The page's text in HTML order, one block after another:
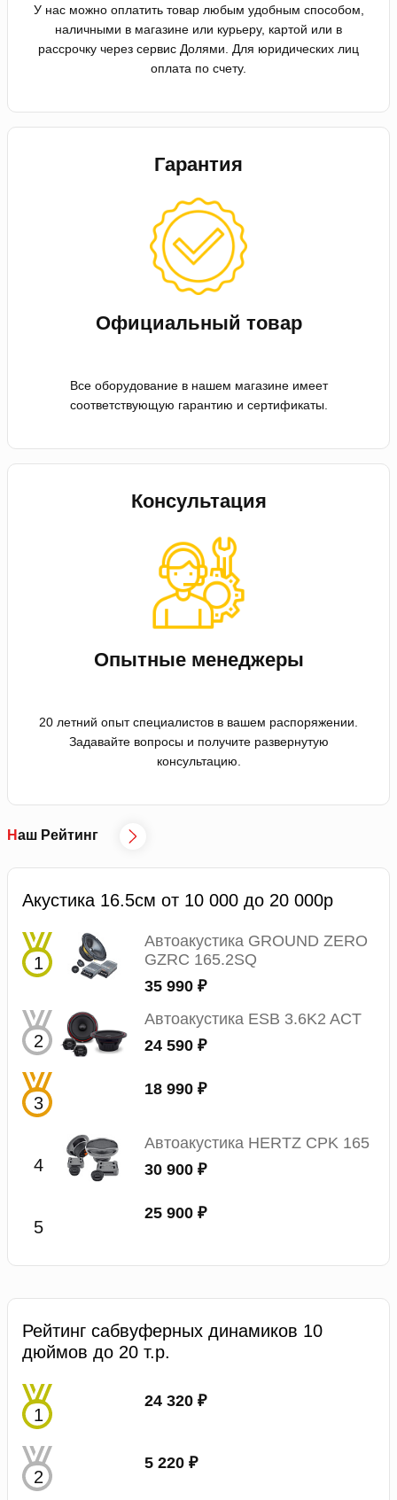
У нас можно оплатить товар любым удобным способом,
наличными в магазине или курьеру, картой или в
рассрочку через сервис Долями. Для юридических лиц
оплата по счету.
Гарантия
Официальный товар
Все оборудование в нашем магазине имеет
соответствующую гарантию и сертификаты.
Консультация
Опытные менеджеры
20 летний опыт специалистов в вашем распоряжении.
Задавайте вопросы и получите развернутую
консультацию.
Наш Рейтинг
Акустика 16.5см от 10 000 до 20 000р
Автоакустика GROUND ZERO
GZRC 165.2SQ
35 990 ₽
Автоакустика ESB 3.6K2 ACT
24 590 ₽
18 990 ₽
Автоакустика HERTZ CPK 165
30 900 ₽
25 900 ₽
Рейтинг сабвуферных динамиков 10
дюймов до 20 т.р.
24 320 ₽
5 220 ₽